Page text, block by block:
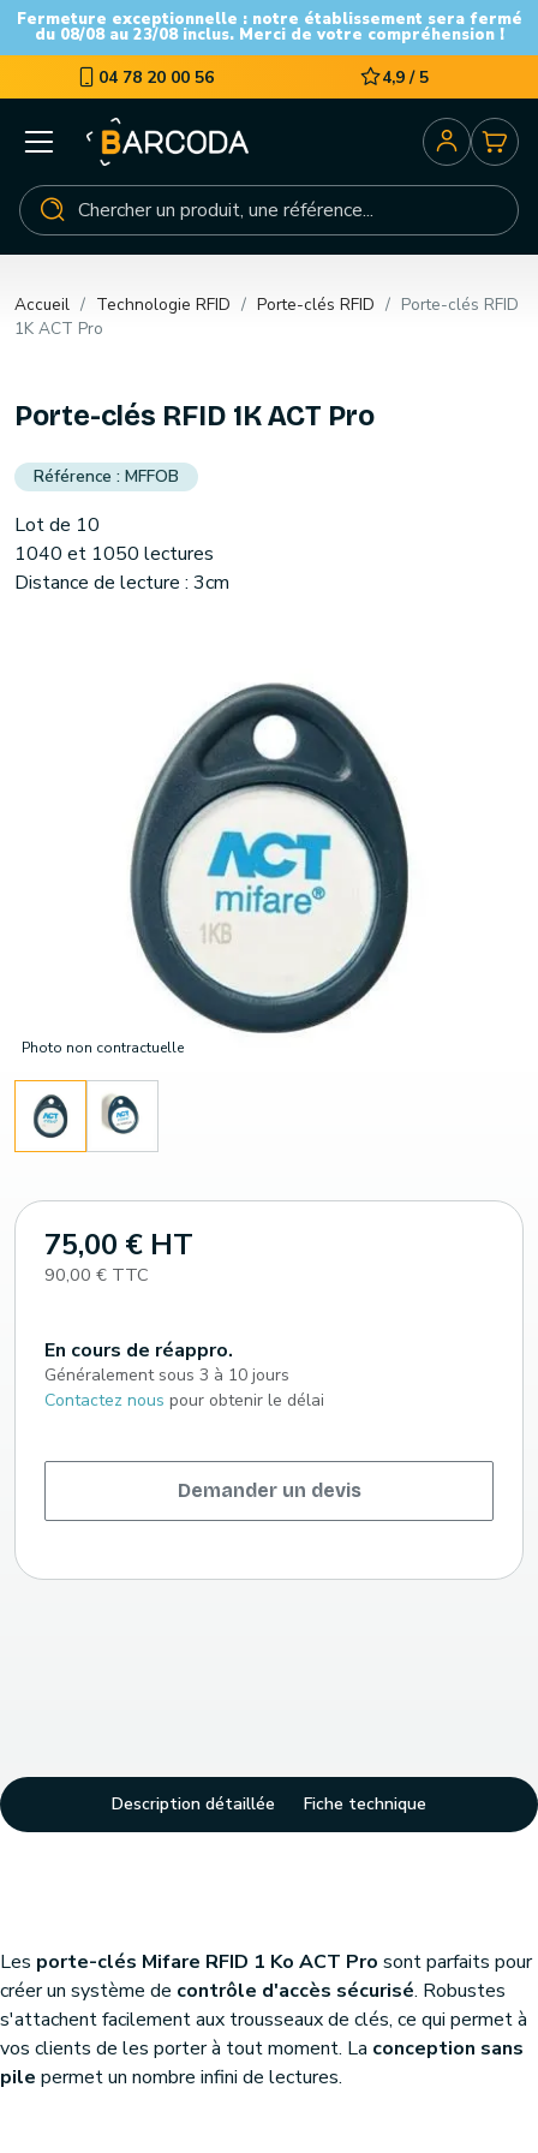
Fermeture exceptionnelle : notre établissement sera fermé
du 08/08 au 23/08 inclus. Merci de votre compréhension !
04 78 20 00 56 4,9 / 5
Accueil Technologie RFID Porte-clés RFID
Porte-clés RFID
1K ACT Pro
Photo non contractuelle
Porte-clés RFID 1K ACT Pro
MFFOB
Lot de 10
1040 et 1050 lectures
Distance de lecture : 3cm
75,00 € HT
90,00 € TTC
En cours de réappro.
Généralement sous 3 à 10 jours
Contactez nous pour obtenir le délai
Demander un devis
Description détaillée Fiche technique
Les porte-clés Mifare RFID 1 Ko ACT Pro sont parfaits pour
créer un système de contrôle d'accès sécurisé. Robustes
s'attachent facilement aux trousseaux de clés, ce qui permet à
vos clients de les porter à tout moment. La conception sans
pile permet un nombre infini de lectures.